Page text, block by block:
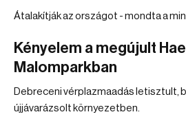
Átalakítják az országot - mondta a
Kényelem a megújult
Malomparkban
Debreceni vérplazmaadás letisztult,
újjávarázsolt környezetben.